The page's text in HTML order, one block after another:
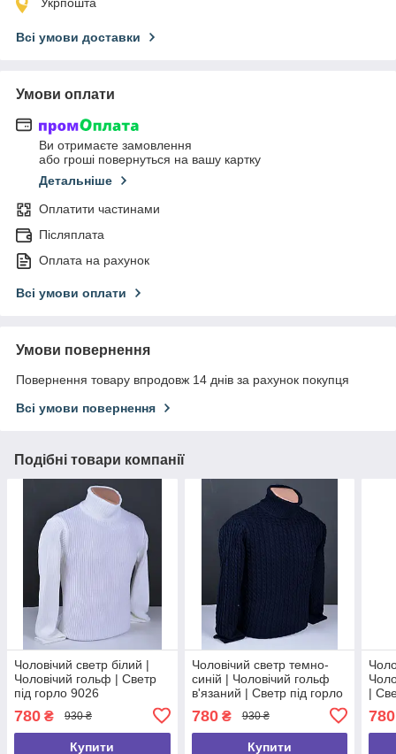
Всі умови доставки
Умови оплати
Ви отримаєте замовлення
або гроші повернуться на вашу картку
Детальніше
Оплатити частинами
Післяплата
Оплата на рахунок
Всі умови оплати
Умови повернення
Повернення товару впродовж 14 днів за рахунок покупця
Всі умови повернення
Подібні товари компанії
Чоловічий светр білий |
Чоловічий гольф | Светр
під горло 9026
780 ₴ 930 ₴
Купити
Чоловічий светр темно-
синій | Чоловічий гольф
в'язаний | Светр під горло
780₴ 930 ₴
Купити
|
780